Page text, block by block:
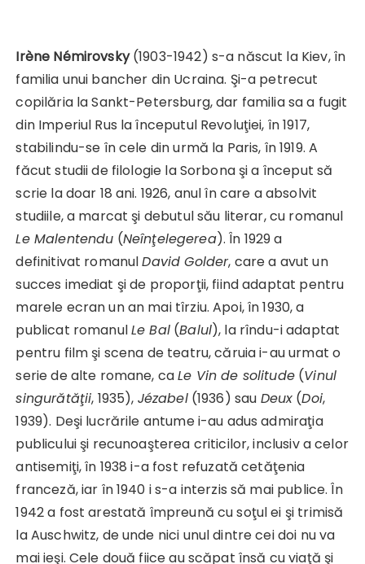
Irène Némirovsky(1903-1942) s-a născut la Kiev, în
familia unui bancher din Ucraina. Şi-a petrecut
copilăria la Sankt-Petersburg, dar familia sa a fugit
din Imperiul Rus la începutul Revoluţiei, în 1917,
stabilindu-se în cele din urmă la Paris, în 1919. A
făcut studii de filologie la Sorbona şi a început să
scrie la doar 18 ani. 1926, anul în care a absolvit
studiile, a marcat şi debutul său literar, cu romanul
Le Malentendu (Neînţelegerea). În 1929 a
definitivat romanulDavid Golder, care a avut un
succes imediat şi de proporţii, fiind adaptat pentru
marele ecran un an mai tîrziu. Apoi, în 1930, a
publicat romanulLe Bal(Balul), la rîndu-i adaptat
pentru film şi scena de teatru, căruia i-au urmat o
serie de alte romane, caLe Vin de solitude(Vinul
singurătăţii, 1935), Jézabel(1936) sau Deux (Doi,
1939). Deşi lucrările antume i-au adus admiraţia
publicului şi recunoaşterea criticilor, inclusiv a celor
antisemiţi, în 1938 i-a fost refuzată cetăţenia
franceză, iar în 1940 i s-a interzis să mai publice. În
1942 a fost arestată împreună cu soţul ei şi trimisă
la Auschwitz, de unde nici unul dintre cei doi nu va
mai ieşi. Cele două fiice au scăpat însă cu viaţă şi